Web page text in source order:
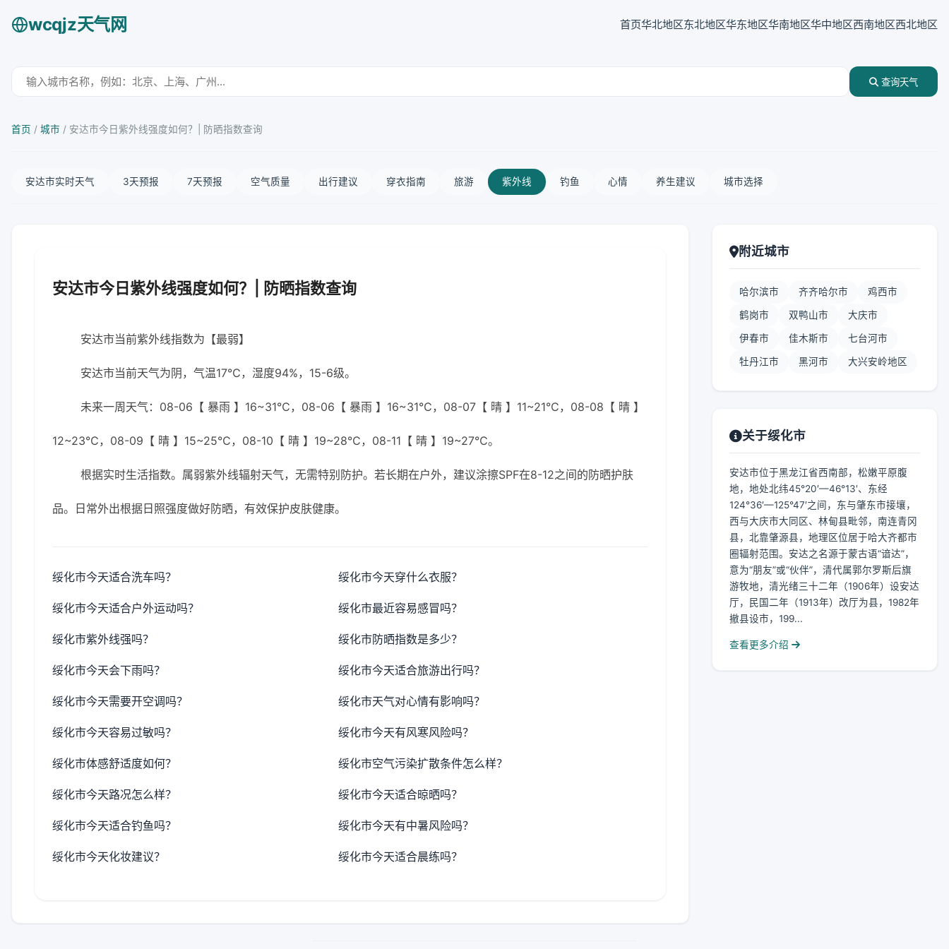
wcqjz天气网 首页华北地区东北地区华东地区华南地区华中地区西南地区西北地区
查询天气
首页 / 城市 / 安达市今日紫外线强度如何？| 防晒指数查询
安达市实时天气 3天预报 7天预报 空气质量 出行建议 穿衣指南 旅游 紫外线 钓鱼 心情 养生建议 城市选择
安达市今日紫外线强度如何？| 防晒指数查询
安达市当前紫外线指数为【最弱】
安达市当前天气为阴，气温17℃，湿度94%，15-6级。
未来一周天气：08-06【 暴雨 】16~31℃，08-06【 暴雨 】16~31℃，08-07【 晴 】11~21℃，08-08【 晴 】
12~23℃，08-09【 晴 】15~25℃，08-10【 晴 】19~28℃，08-11【 晴 】19~27℃。
根据实时生活指数。属弱紫外线辐射天气，无需特别防护。若长期在户外，建议涂擦SPF在8-12之间的防晒护肤
品。日常外出根据日照强度做好防晒，有效保护皮肤健康。
绥化市今天适合洗车吗？ 绥化市今天穿什么衣服？
绥化市今天适合户外运动吗？ 绥化市最近容易感冒吗？
绥化市紫外线强吗？ 绥化市防晒指数是多少？
绥化市今天会下雨吗？ 绥化市今天适合旅游出行吗？
绥化市今天需要开空调吗？ 绥化市天气对心情有影响吗？
绥化市今天容易过敏吗？ 绥化市今天有风寒风险吗？
绥化市体感舒适度如何？ 绥化市空气污染扩散条件怎么样？
绥化市今天路况怎么样？ 绥化市今天适合晾晒吗？
绥化市今天适合钓鱼吗？ 绥化市今天有中暑风险吗？
绥化市今天化妆建议？ 绥化市今天适合晨练吗？
附近城市
哈尔滨市 齐齐哈尔市 鸡西市
鹤岗市 双鸭山市 大庆市
伊春市 佳木斯市 七台河市
牡丹江市 黑河市 大兴安岭地区
关于绥化市
安达市位于黑龙江省西南部，松嫩平原腹
地，地处北纬45°20′—46°13′、东经
124°36′—125°47′之间，东与肇东市接壤，
西与大庆市大同区、林甸县毗邻，南连青冈
县，北靠肇源县，地理区位居于哈大齐都市
圈辐射范围。安达之名源于蒙古语“谙达”，
意为“朋友”或“伙伴”，清代属郭尔罗斯后旗
游牧地，清光绪三十二年（1906年）设安达
厅，民国二年（1913年）改厅为县，1982年
撤县设市，199...
查看更多介绍